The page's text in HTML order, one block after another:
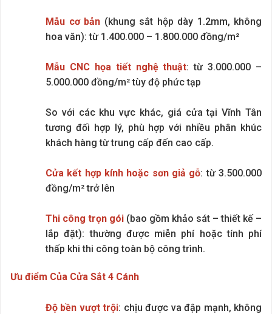
Mẫu cơ bản (khung sắt hộp dày 1.2mm, không
hoa văn): từ 1.400.000 – 1.800.000 đồng/m²
Mẫu CNC họa tiết nghệ thuật: từ 3.000.000 –
5.000.000 đồng/m² tùy độ phức tạp
So với các khu vực khác, giá cửa tại Vĩnh Tân
tương đối hợp lý, phù hợp với nhiều phân khúc
khách hàng từ trung cấp đến cao cấp.
Cửa kết hợp kính hoặc sơn giả gỗ: từ 3.500.000
đồng/m² trở lên
Thi công trọn gói (bao gồm khảo sát – thiết kế –
lắp đặt): thường được miễn phí hoặc tính phí
thấp khi thi công toàn bộ công trình.
Ưu điểm Của Cửa Sắt 4 Cánh
Độ bền vượt trội: chịu được va đập mạnh, không